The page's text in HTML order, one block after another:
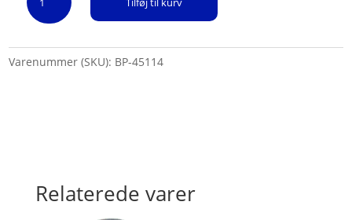
antal
Varenummer (SKU): BP-45114
Relaterede varer